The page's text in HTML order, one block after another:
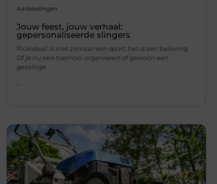
Aanbiedingen
Jouw feest, jouw verhaal:
gepersonaliseerde slingers
Pickleball is niet zomaar een sport; het is een beleving.
Of je nu een toernooi organiseert of gewoon een
gezellige
...